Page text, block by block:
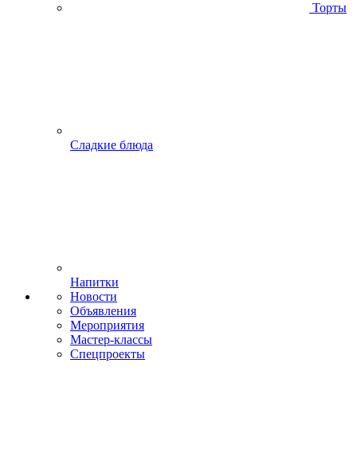
Торты
Сладкие блюда
Напитки
Новости
Объявления
Мероприятия
Мастер-классы
Спецпроекты